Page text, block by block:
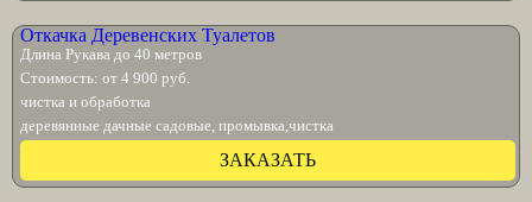
Откачка Деревенских Туалетов
Длина Рукава до 40 метров
Стоимость: от 4 900 руб.
чистка и обработка
деревянные дачные садовые, промывка,чистка
ЗАКАЗАТЬ